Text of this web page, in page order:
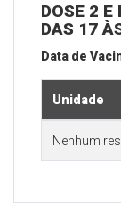
DOSE 2 E
DAS 17
Data de
Unidade
Nenhum